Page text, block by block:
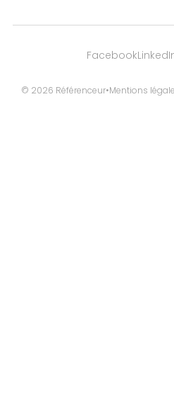
© 2026 Référenceur•Mentions
Facebook